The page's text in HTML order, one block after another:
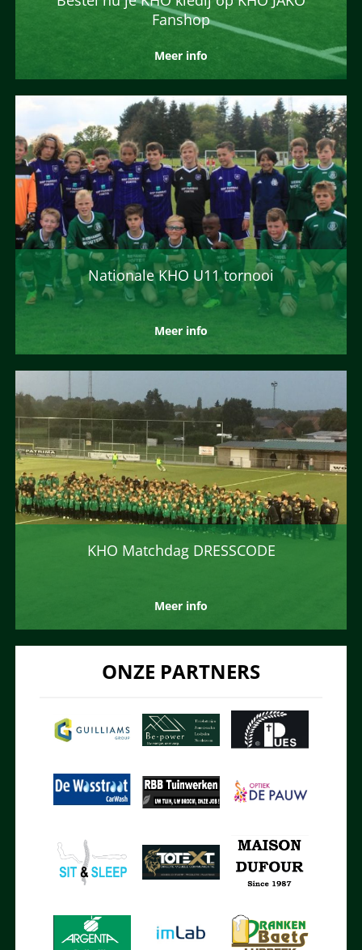
Fanshop
Meer info
Nationale KHO U11 tornooi
Meer info
KHO Matchdag DRESSCODE
Meer info
ONZE PARTNERS